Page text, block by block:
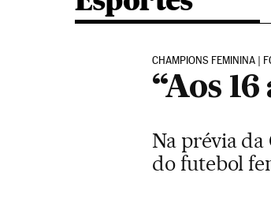
CHAMPIONS FEMININA |
“Aos
Na prévia
do futebol